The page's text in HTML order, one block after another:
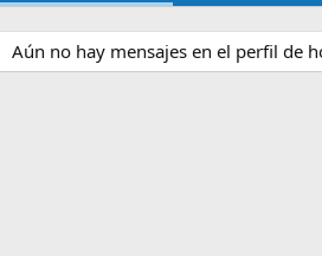
Aún no hay mensajes en el perfil de